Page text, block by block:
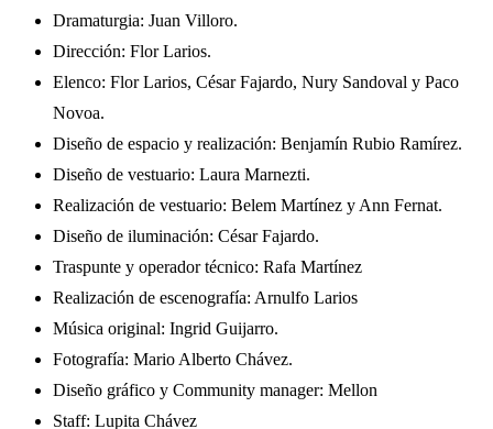
Dramaturgia: Juan Villoro.
Dirección: Flor Larios.
Elenco: Flor Larios, César Fajardo, Nury Sandoval y Paco
Novoa.
Diseño de espacio y realización: Benjamín Rubio Ramírez.
Diseño de vestuario: Laura Marnezti.
Realización de vestuario: Belem Martínez y Ann Fernat.
Diseño de iluminación: César Fajardo.
Traspunte y operador técnico: Rafa Martínez
Realización de escenografía: Arnulfo Larios
Música original: Ingrid Guijarro.
Fotografía: Mario Alberto Chávez.
Diseño gráfico y Community manager: Mellon
Staff: Lupita Chávez